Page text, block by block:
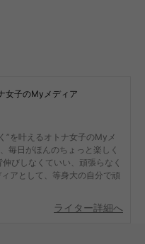
女子のMyメディア
”を叶えるオトナ女子のMyメ
毎日がほんのちょっと楽しく
びしなくていい、頑張らなく
アとして、等身大の自分で頑
ライター詳細へ